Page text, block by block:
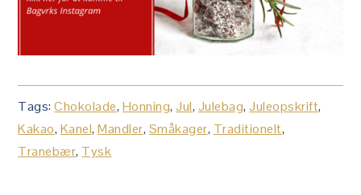
Tags:Chokolade, Honning,Jul, Julebag,Juleopskrift,
Kakao, Kanel,Mandler, Småkager, Traditionelt,
Tranebær, Tysk